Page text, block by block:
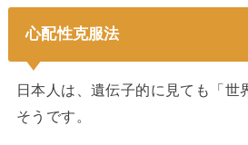
心配性克服法
日本人は、遺伝子的に見ても「世
そうです。